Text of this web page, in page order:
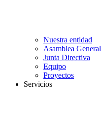
Nuestra entidad
Asamblea General
Junta Directiva
Equipo
Proyectos
Servicios